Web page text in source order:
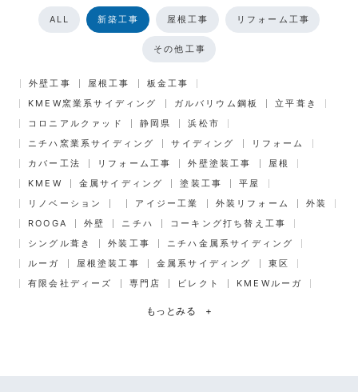
ALL 新築工事 屋根工事 リフォーム工事
その他工事
外壁工事 屋根工事
板金工事
KMEW窯業系サイディング
ガルバリウム鋼板
立平葺き
コロニアルクァッド
静岡県
浜松市
ニチハ窯業系サイディング
サイディング
リフォーム
カバー工法
リフォーム工事 外壁塗装工事
屋根
KMEW
金属サイディング 塗装工事
平屋
リノベーション
アイジー工業 外装リフォーム
外装
ROOGA
外壁 ニチハ
コーキング打ち替え工事
シングル葺き
外装工事
ニチハ金属系サイディング
ルーガ
屋根塗装工事 金属系サイディング
東区
有限会社ディーズ
専門店 ビレクト KMEWルーガ
もっとみる +